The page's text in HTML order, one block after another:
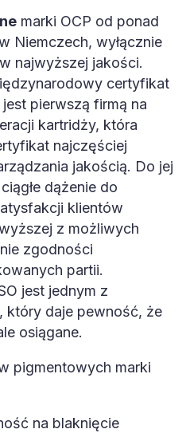
marki OCP od ponad
Niemczech, wyłącznie
najwyższej jakości.
certyfikat
pierwszą firmą na
kartridży, która
najczęściej
jakością. Do jej
dążenie do
klientów
z możliwych
zgodności
partii.
jest jednym z
który daje pewność, że
osiągane.
pigmentowych marki
na blaknięcie